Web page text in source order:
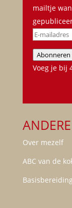
mailtje
E-
mailadres
Abonneren
Voeg je bij
Over mezelf
ABC van de